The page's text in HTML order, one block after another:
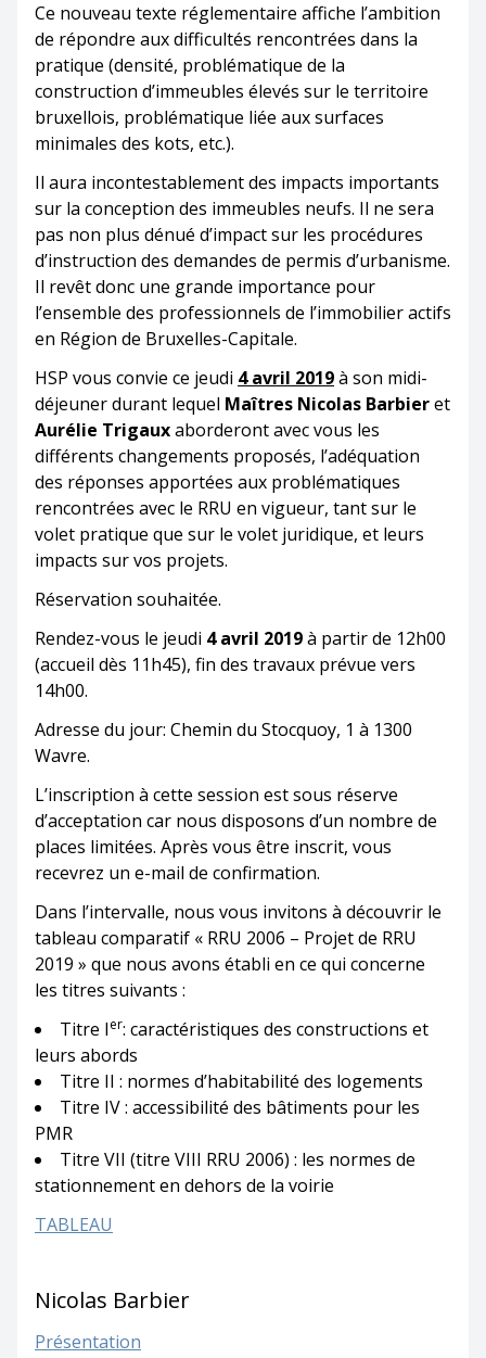
Ce nouveau texte réglementaire affiche l’ambition
de répondre aux difficultés rencontrées dans la
pratique (densité, problématique de la
construction d’immeubles élevés sur le territoire
bruxellois, problématique liée aux surfaces
minimales des kots, etc.).
Il aura incontestablement des impacts importants
sur la conception des immeubles neufs. Il ne sera
pas non plus dénué d’impact sur les procédures
d’instruction des demandes de permis d’urbanisme.
Il revêt donc une grande importance pour
l’ensemble des professionnels de l’immobilier actifs
en Région de Bruxelles-Capitale.
HSP vous convie ce jeudi 4 avril 2019à son midi-
déjeuner durant lequel Maîtres Nicolas Barbieret
Aurélie Trigauxaborderont avec vous les
différents changements proposés, l’adéquation
des réponses apportées aux problématiques
rencontrées avec le RRU en vigueur, tant sur le
volet pratique que sur le volet juridique, et leurs
impacts sur vos projets.
Réservation souhaitée.
Rendez-vous le jeudi 4 avril 2019à partir de 12h00
(accueil dès 11h45), fin des travaux prévue vers
14h00.
Adresse du jour: Chemin du Stocquoy, 1 à 1300
Wavre.
L’inscription à cette session est sous réserve
d’acceptation car nous disposons d’un nombre de
places limitées. Après vous être inscrit, vous
recevrez un e-mail de confirmation.
Dans l’intervalle, nous vous invitons à découvrir le
tableau comparatif « RRU 2006 – Projet de RRU
2019 » que nous avons établi en ce qui concerne
les titres suivants :
Titre Ier: caractéristiques des constructions et
leurs abords
Titre II : normes d’habitabilité des logements
Titre IV : accessibilité des bâtiments pour les
PMR
Titre VII (titre VIII RRU 2006) : les normes de
stationnement en dehors de la voirie
TABLEAU
Nicolas Barbier
Présentation